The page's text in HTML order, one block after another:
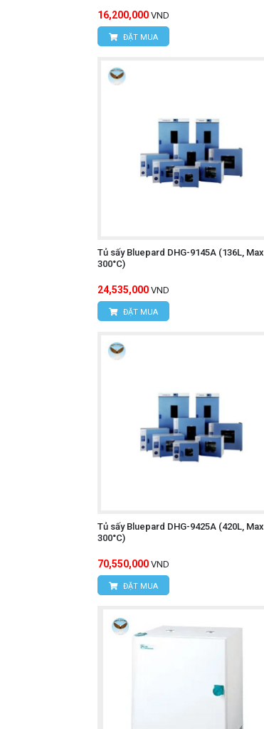
16,200,000 VND
ĐẶT MUA
Tủ sấy Bluepard DHG-9145A (136L, Max
300°C)
24,535,000 VND
ĐẶT MUA
Tủ sấy Bluepard DHG-9425A (420L, Max
300°C)
70,550,000 VND
ĐẶT MUA